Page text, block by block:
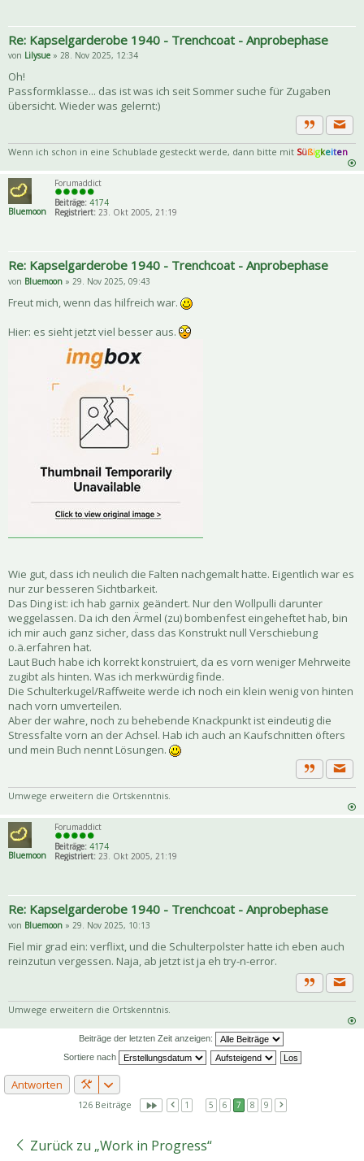
Re: Kapselgarderobe 1940 - Trenchcoat - Anprobephase
von Lilysue » 28. Nov 2025, 12:34
Oh!
Passformklasse... das ist was ich seit Sommer suche für Zugaben
übersicht. Wieder was gelernt:)
Zitat
Wenn ich schon in eine Schublade gesteckt werde, dann bitte mit Süßigkeiten
Bluemoon
Forumaddict
Beiträge: 4174
Registriert: 23. Okt 2005, 21:19
Re: Kapselgarderobe 1940 - Trenchcoat - Anprobephase
von Bluemoon » 29. Nov 2025, 09:43
Freut mich, wenn das hilfreich war.
Hier: es sieht jetzt viel besser aus.
Wie gut, dass ich neulich die Falten nachgemalt hatte. Eigentlich war es
nur zur besseren Sichtbarkeit.
Das Ding ist: ich hab garnix geändert. Nur den Wollpulli darunter
weggelassen. Da ich den Ärmel (zu) bombenfest eingeheftet hab, bin
ich mir auch ganz sicher, dass das Konstrukt null Verschiebung
o.ä.erfahren hat.
Laut Buch habe ich korrekt konstruiert, da es vorn weniger Mehrweite
zugibt als hinten. Was ich merkwürdig finde.
Die Schulterkugel/Raffweite werde ich noch ein klein wenig von hinten
nach vorn umverteilen.
Aber der wahre, noch zu behebende Knackpunkt ist eindeutig die
Stressfalte vorn an der Achsel. Hab ich auch an Kaufschnitten öfters
und mein Buch nennt Lösungen.
Zitat
Umwege erweitern die Ortskenntnis.
Bluemoon
Forumaddict
Beiträge: 4174
Registriert: 23. Okt 2005, 21:19
Re: Kapselgarderobe 1940 - Trenchcoat - Anprobephase
von Bluemoon » 29. Nov 2025, 10:13
Fiel mir grad ein: verflixt, und die Schulterpolster hatte ich eben auch
reinzutun vergessen. Naja, ab jetzt ist ja eh try-n-error.
Zitat
Umwege erweitern die Ortskenntnis.
Beiträge der letzten Zeit anzeigen:
Sortiere nach
Antworten
126 Beiträge 1 5 6 7 8 9
Zurück zu „Work in Progress“